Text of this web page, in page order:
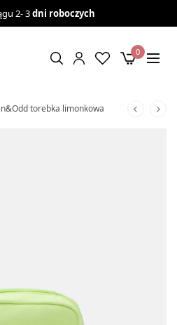
2- 3dni roboczych
0
torebka limonkowa